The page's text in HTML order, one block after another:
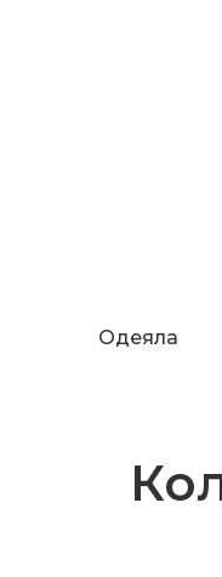
Одеяла